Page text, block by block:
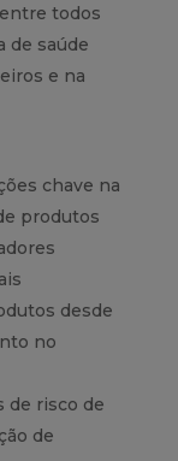
todos
de saúde
e na
chave na
produtos
desde
no
de risco de
de